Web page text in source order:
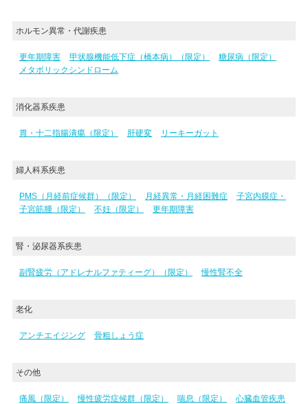
ホルモン異常・代謝疾患
更年期障害 甲状腺機能低下症（橋本病）（限定）
糖尿病（限定）
メタボリックシンドローム
消化器系疾患
胃・十二指腸潰瘍（限定） 肝硬変 リーキーガット
婦人科系疾患
PMS（月経前症候群）（限定） 月経異常・月経困難症
子宮内膜症・
子宮筋腫（限定）
不妊（限定） 更年期障害
腎・泌尿器系疾患
副腎疲労（アドレナルファティーグ）（限定） 慢性腎不全
老化
アンチエイジング 骨粗しょう症
その他
痛風（限定） 慢性疲労症候群（限定） 喘息（限定）
心臓血管疾患